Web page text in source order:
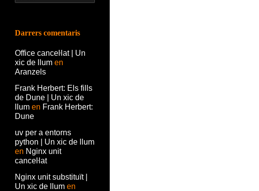
Darrers comentaris
Office canceŀlat | Un
xic de llum en
Aranzels
Frank Herbert: Els fills
de Dune | Un xic de
llum en Frank Herbert:
Dune
uv per a entorns
python | Un xic de llum
en Nginx unit
canceŀlat
Nginx unit substituït |
Un xic de llum en